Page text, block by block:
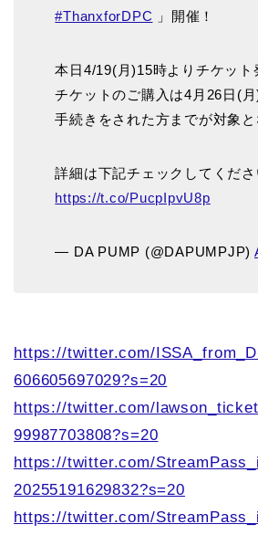
#ThanxforDPC 」開催！
本日4/19(月)15時よりチケット
チケットのご購入は4月26日(
手続きをされた方までが対象と
詳細は下記チェックしてくださ
https://t.co/PucpIpvU8p
— DA PUMP (@DAPUMPJP)
https://twitter.com/
606605697029?s=20
https://twitter.com/
99987703808?s=20
https://twitter.com/
20255191629832?s=20
https://twitter.com/